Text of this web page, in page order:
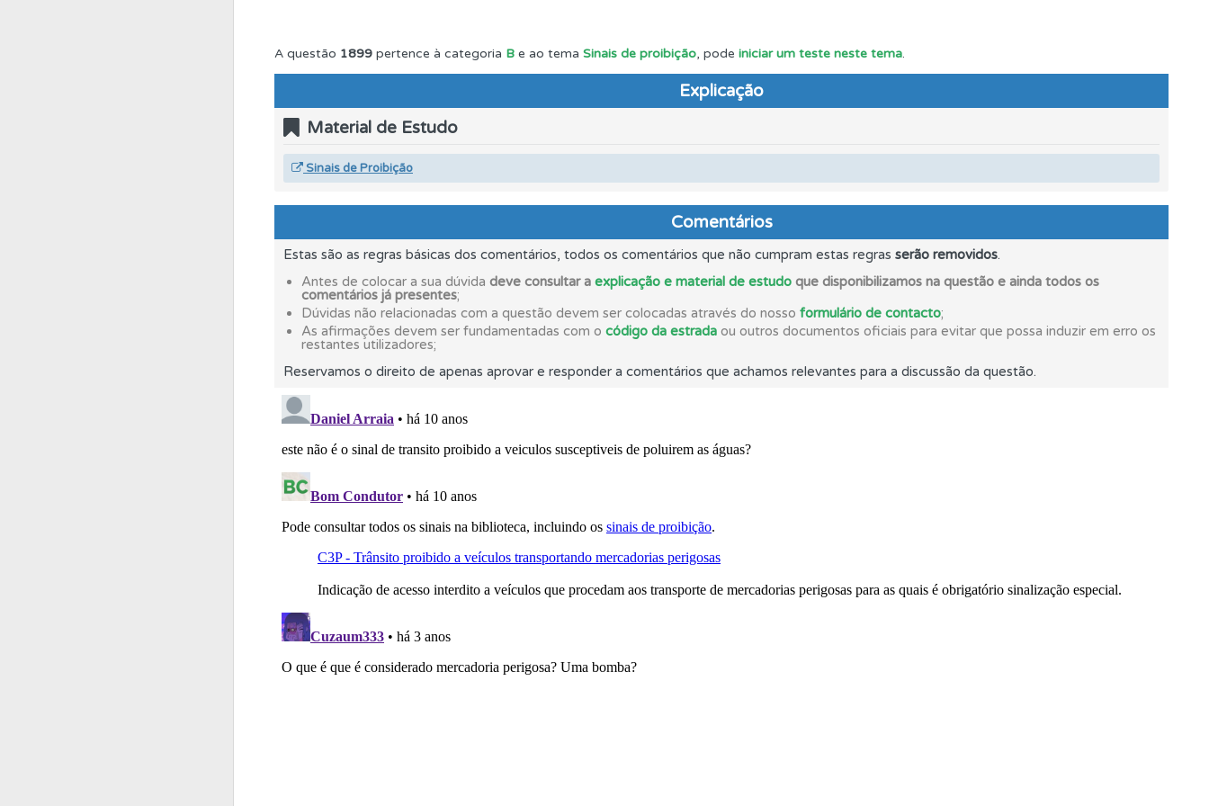
Veja os testemunhos dos nossos utilizadores e deixe o seu!
Testes O teste "Difícil" apresenta-lhe as questões mais falhadas na plataforma.
Consulte o código da estrada na nossa biblioteca.
Questões Consulte as explicações das questões para esclarecimentos adicionais.
Biblioteca Consulte a biblioteca para tirar dúvidas e ver resumos do código.
Ajuda
Perfil Saiba no seu perfil se já está preparado para ir a exame.
Veja os temas onde tem mais dificuldades no seu perfil.
A questão 1899 pertence à categoria B e ao tema Sinais de proibição, pode iniciar um teste neste tema.
Explicação
Material de Estudo
Sinais de Proibição
Comentários
Estas são as regras básicas dos comentários, todos os comentários que não cumpram estas regras serão removidos.
Antes de colocar a sua dúvida deve consultar a explicação e material de estudo que disponibilizamos na questão e ainda todos os
comentários já presentes;
Dúvidas não relacionadas com a questão devem ser colocadas através do nosso formulário de contacto;
As afirmações devem ser fundamentadas com o código da estrada ou outros documentos oficiais para evitar que possa induzir em erro os
restantes utilizadores;
Reservamos o direito de apenas aprovar e responder a comentários que achamos relevantes para a discussão da questão.